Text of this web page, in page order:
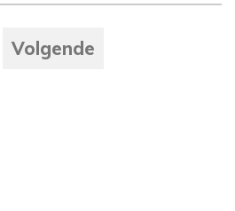
Volgende